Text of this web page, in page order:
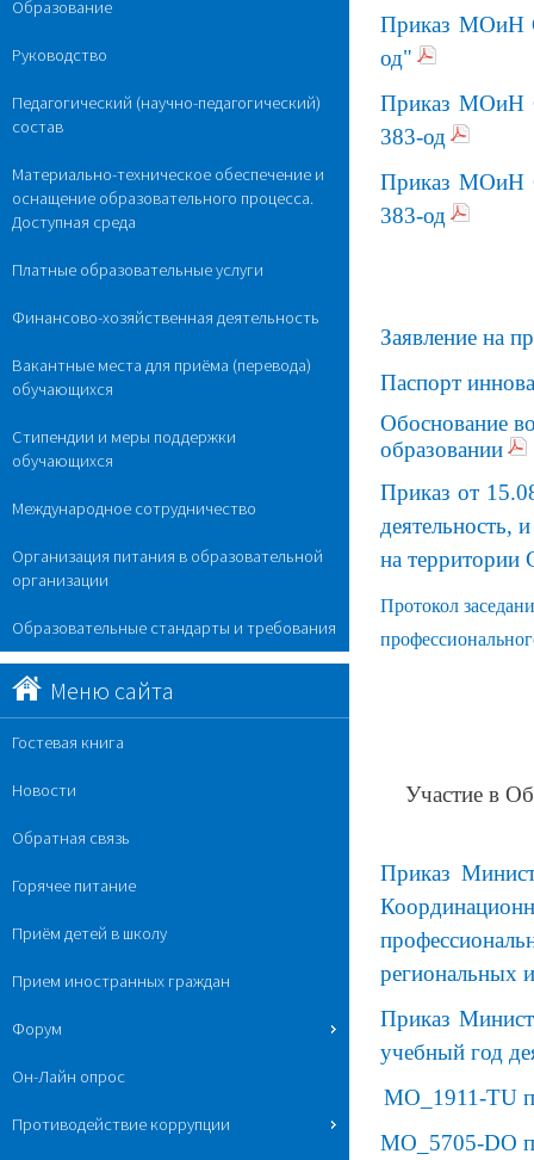
Приказ МОиН
од"
Приказ МОиН
383-од
Приказ МОиН
383-од
Заявление на
Паспорт
Обоснование
образовании
Приказ от
деятельность,
на территории
Протокол
Участие в О
Приказ
региональных
Приказ
учебный год
MO_1911-TU
MO_5705-DO
Образование
Руководство
Педагогический (научно-педагогический)
состав
Материально-техническое обеспечение и
оснащение образовательного процесса.
Доступная среда
Платные образовательные услуги
Финансово-хозяйственная деятельность
Вакантные места для приёма (перевода)
обучающихся
Стипендии и меры поддержки
обучающихся
Международное сотрудничество
Организация питания в образовательной
организации
Образовательные стандарты и требования
Меню сайта
Гостевая книга
Новости
Обратная связь
Горячее питание
Приём детей в школу
Прием иностранных граждан
Форум
Он-Лайн опрос
Противодействие коррупции